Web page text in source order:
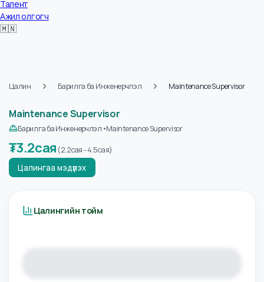
Ур чадвар
Талент
Ажил олгогч
Maintenance Supervisor
Барилга ба Инженерчлэл•
₮ 3.2сая(2.2сая 4.5сая